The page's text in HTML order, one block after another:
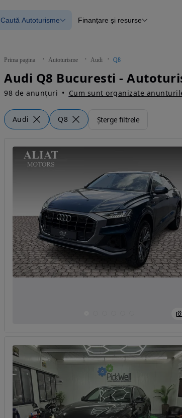
Mașini electrice
Mașini cu detalii verificate
Caută Autoturisme
Blog Autovit.ro
Finanțare și resurse
Prima pagina Autoturisme Audi Q8
Audi Q8 Bucuresti -
98 de anunțuri Cum sunt organizate
Audi Q8 Șterge filtrele